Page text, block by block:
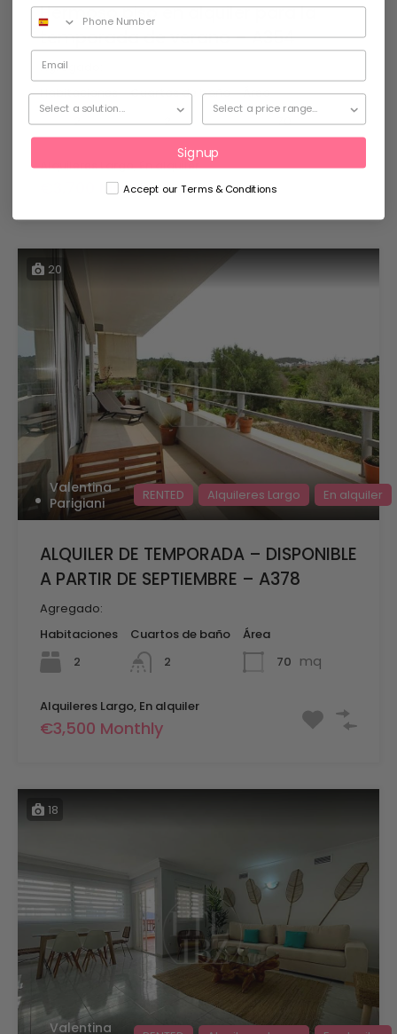
Hermoso piso en alquiler para la
temporada de verano – A354
Agregado:
Habitaciones
2
Cuartos de baño
2
Área
70 mq
Alquileres Largo, En alquiler
€3,700 Monthly
20
Valentina
Parigiani
RENTED Alquileres Largo En alquiler
ALQUILER DE TEMPORADA – DISPONIBLE
A PARTIR DE SEPTIEMBRE – A378
Agregado:
Habitaciones
2
Cuartos de baño
2
Área
70 mq
Alquileres Largo, En alquiler
€3,500 Monthly
18
Valentina
Signup
Accept our Terms & Conditions